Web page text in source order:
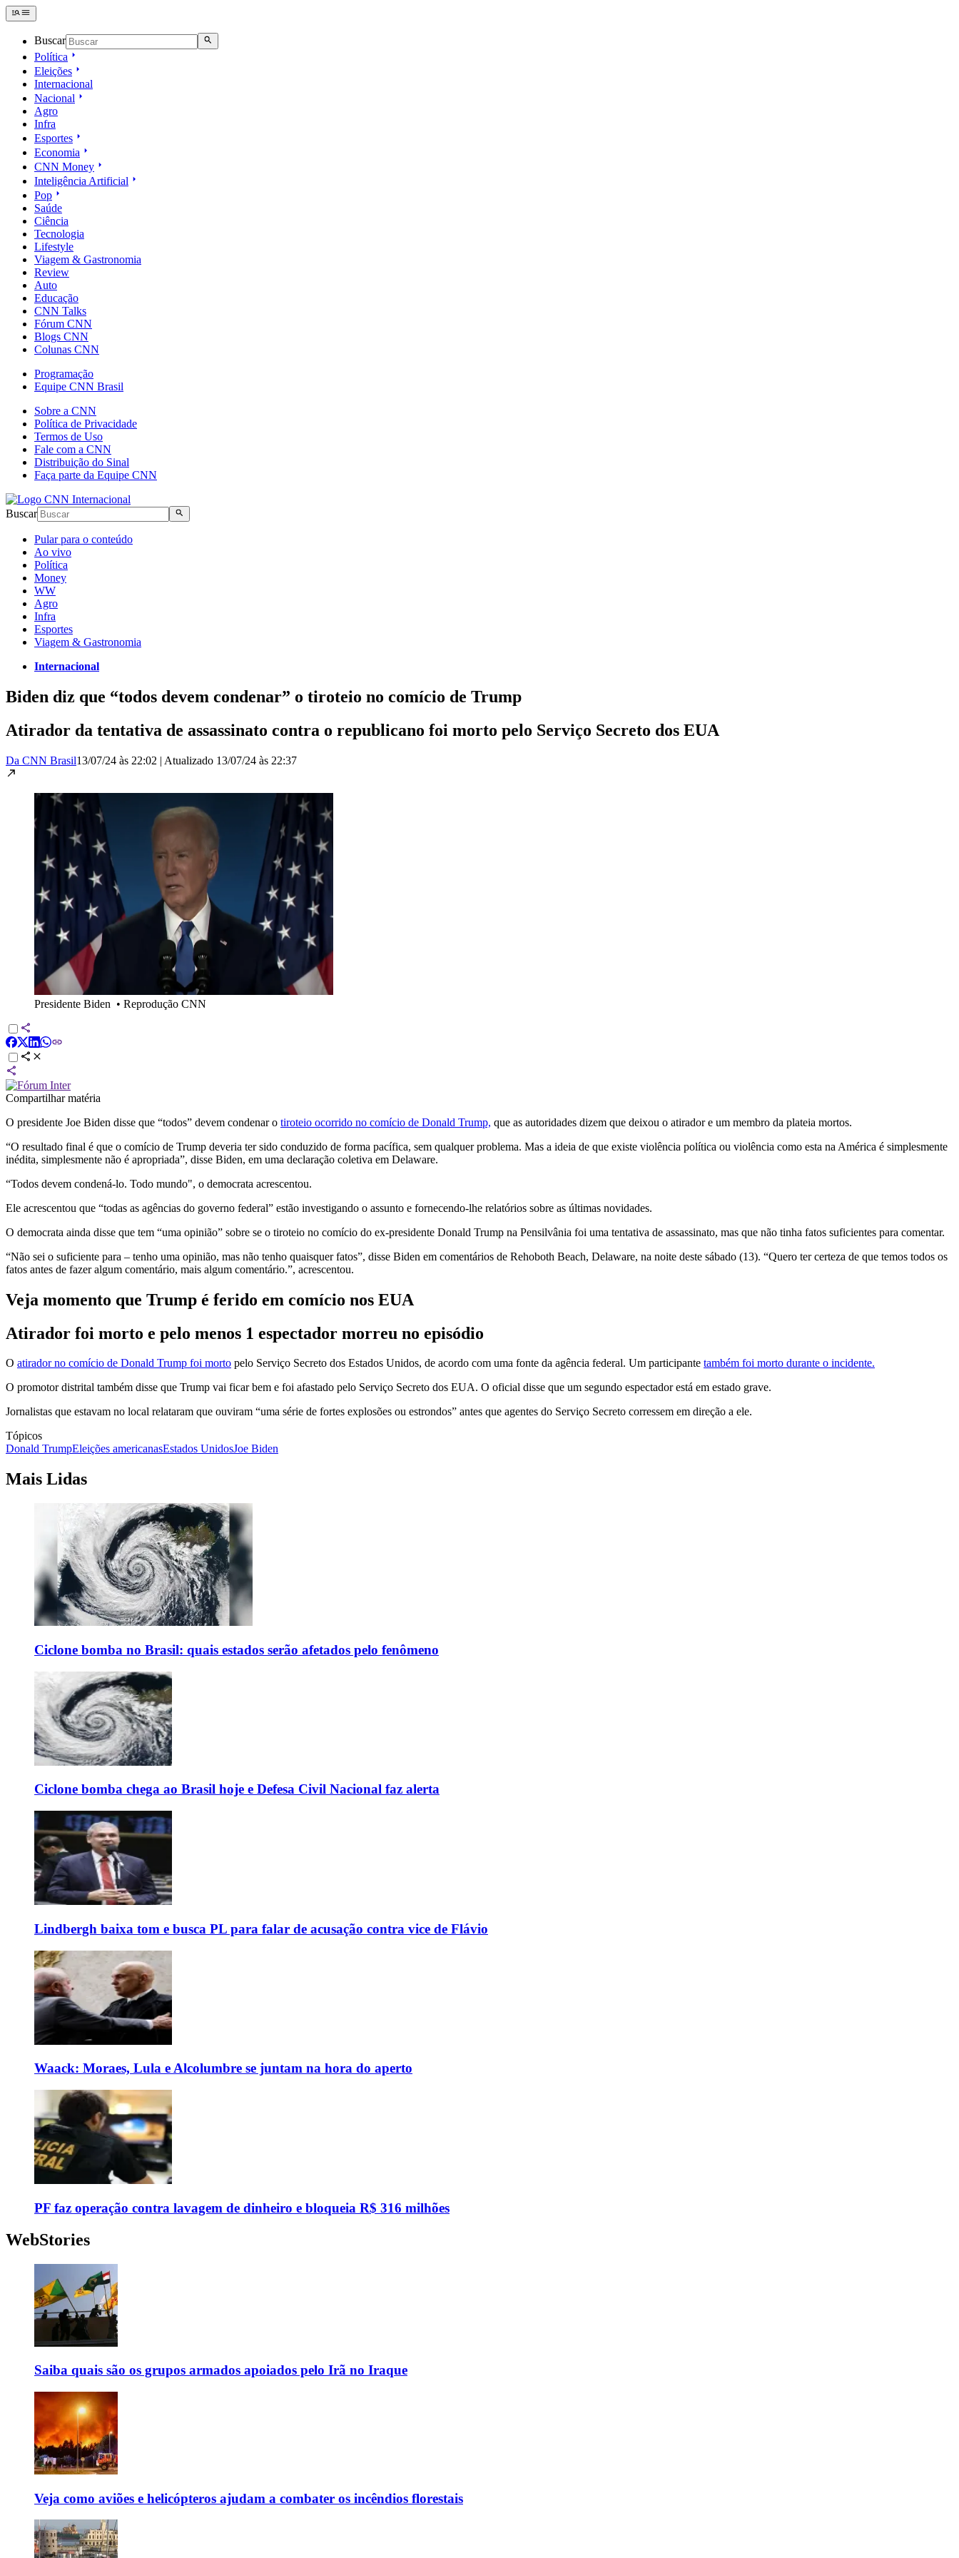
Buscar
Política
Eleições
Internacional
Nacional
Agro
Infra
Esportes
Economia
CNN Money
Inteligência Artificial
Pop
Saúde
Ciência
Tecnologia
Lifestyle
Viagem & Gastronomia
Review
Auto
Educação
CNN Talks
Fórum CNN
Blogs CNN
Colunas CNN
Programação
Equipe CNN Brasil
Sobre a CNN
Política de Privacidade
Termos de Uso
Fale com a CNN
Distribuição do Sinal
Faça parte da Equipe CNN
Buscar
Pular para o conteúdo
Ao vivo
Política
Money
WW
Agro
Infra
Esportes
Viagem & Gastronomia
Internacional
Biden diz que “todos devem condenar” o tiroteio no comício de Trump
Atirador da tentativa de assassinato contra o republicano foi morto pelo Serviço Secreto dos EUA
Da CNN Brasil13/07/24 às 22:02 | Atualizado 13/07/24 às 22:37
Presidente Biden • Reprodução CNN
Compartilhar matéria
O presidente Joe Biden disse que “todos” devem condenar o tiroteio ocorrido no comício de Donald Trump, que as autoridades dizem que deixou o atirador e um membro da plateia mortos.
“O resultado final é que o comício de Trump deveria ter sido conduzido de forma pacífica, sem qualquer problema. Mas a ideia de que existe violência política ou violência como esta na América é simplesmente
inédita, simplesmente não é apropriada”, disse Biden, em uma declaração coletiva em Delaware.
“Todos devem condená-lo. Todo mundo", o democrata acrescentou.
Ele acrescentou que “todas as agências do governo federal” estão investigando o assunto e fornecendo-lhe relatórios sobre as últimas novidades.
O democrata ainda disse que tem “uma opinião” sobre se o tiroteio no comício do ex-presidente Donald Trump na Pensilvânia foi uma tentativa de assassinato, mas que não tinha fatos suficientes para comentar.
“Não sei o suficiente para – tenho uma opinião, mas não tenho quaisquer fatos”, disse Biden em comentários de Rehoboth Beach, Delaware, na noite deste sábado (13). “Quero ter certeza de que temos todos os
fatos antes de fazer algum comentário, mais algum comentário.”, acrescentou.
Veja momento que Trump é ferido em comício nos EUA
Atirador foi morto e pelo menos 1 espectador morreu no episódio
O atirador no comício de Donald Trump foi morto pelo Serviço Secreto dos Estados Unidos, de acordo com uma fonte da agência federal. Um participante também foi morto durante o incidente.
O promotor distrital também disse que Trump vai ficar bem e foi afastado pelo Serviço Secreto dos EUA. O oficial disse que um segundo espectador está em estado grave.
Jornalistas que estavam no local relataram que ouviram “uma série de fortes explosões ou estrondos” antes que agentes do Serviço Secreto corressem em direção a ele.
Tópicos
Donald TrumpEleições americanasEstados UnidosJoe Biden
Mais Lidas
Ciclone bomba no Brasil: quais estados serão afetados pelo fenômeno
Ciclone bomba chega ao Brasil hoje e Defesa Civil Nacional faz alerta
Lindbergh baixa tom e busca PL para falar de acusação contra vice de Flávio
Waack: Moraes, Lula e Alcolumbre se juntam na hora do aperto
PF faz operação contra lavagem de dinheiro e bloqueia R$ 316 milhões
WebStories
Saiba quais são os grupos armados apoiados pelo Irã no Iraque
Veja como aviões e helicópteros ajudam a combater os incêndios florestais